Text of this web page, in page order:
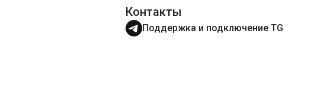
Контакты
Поддержка и подключение TG